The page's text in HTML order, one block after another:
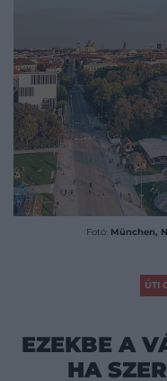
Fotó: München,
ÚTI
EZEKBE A
HA